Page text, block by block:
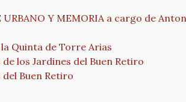
URBANO Y MEMORIA a cargo de
Quinta de Torre Arias
los Jardines del Buen Retiro
Buen Retiro